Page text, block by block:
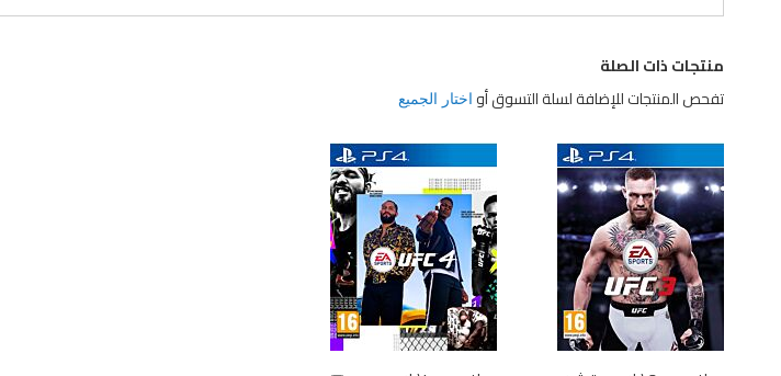
منتجات ذات الصلة
تفحص المنتجات للإضافة لسلة التسوق أو اختار الجميع